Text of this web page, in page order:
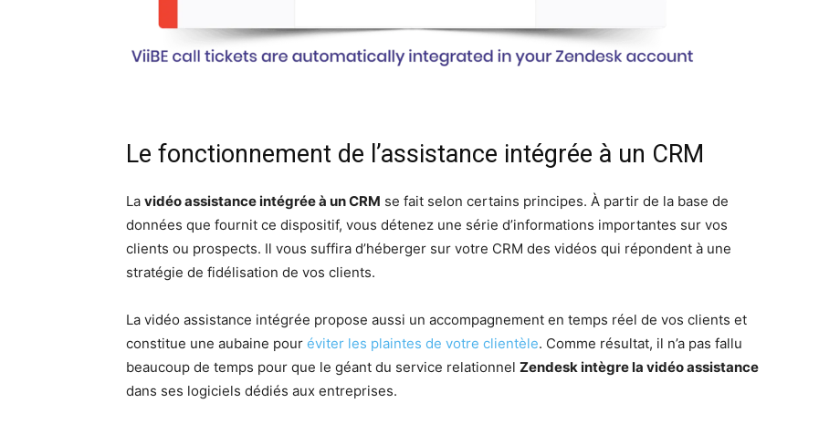
Le fonctionnement de l’assistance intégrée à un CRM
La vidéo assistance intégrée à un CRM se fait selon certains principes. À partir de la base de
données que fournit ce dispositif, vous détenez une série d’informations importantes sur vos
clients ou prospects. Il vous suffira d’héberger sur votre CRM des vidéos qui répondent à une
stratégie de fidélisation de vos clients.
La vidéo assistance intégrée propose aussi un accompagnement en temps réel de vos clients et
constitue une aubaine pour éviter les plaintes de votre clientèle. Comme résultat, il n’a pas fallu
beaucoup de temps pour que le géant du service relationnel Zendesk intègre la vidéo assistance
dans ses logiciels dédiés aux entreprises.